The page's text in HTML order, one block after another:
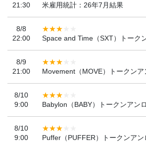
21:30
米雇用統計：26年7月結果
8/8
22:00
Space and Time（SXT）トーク
8/9
21:00
Movement（MOVE）トークンア
8/10
9:00
Babylon（BABY）トークンアン
8/10
9:00
Puffer（PUFFER）トークンアン